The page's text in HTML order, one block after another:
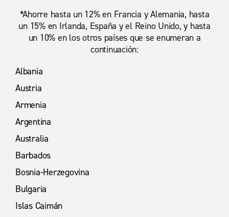
*Ahorre hasta un 12% en Francia y Alemania, hasta
un 15% en Irlanda, España y el Reino Unido, y hasta
un 10% en los otros países que se enumeran a
continuación:
Albania
Austria
Armenia
Argentina
Australia
Barbados
Bosnia-Herzegovina
Bulgaria
Islas Caimán